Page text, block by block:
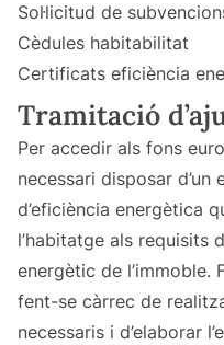
Sol·licitud de
Cèdules habitabilitat
Certificats eficiència
Tramitació
Per accedir als fons
necessari disposar
d’eficiència energètica
l’habitatge als requisits
energètic de l’immoble.
fent-se càrrec de
necessaris i d’elaborar